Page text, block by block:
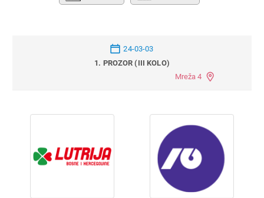
24-03-03
1. PROZOR (III KOLO)
Mreža 4